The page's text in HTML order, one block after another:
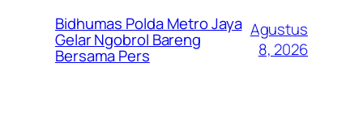
Bidhumas Polda Metro Jaya
Gelar Ngobrol Bareng
Bersama Pers
Agustus
8, 2026